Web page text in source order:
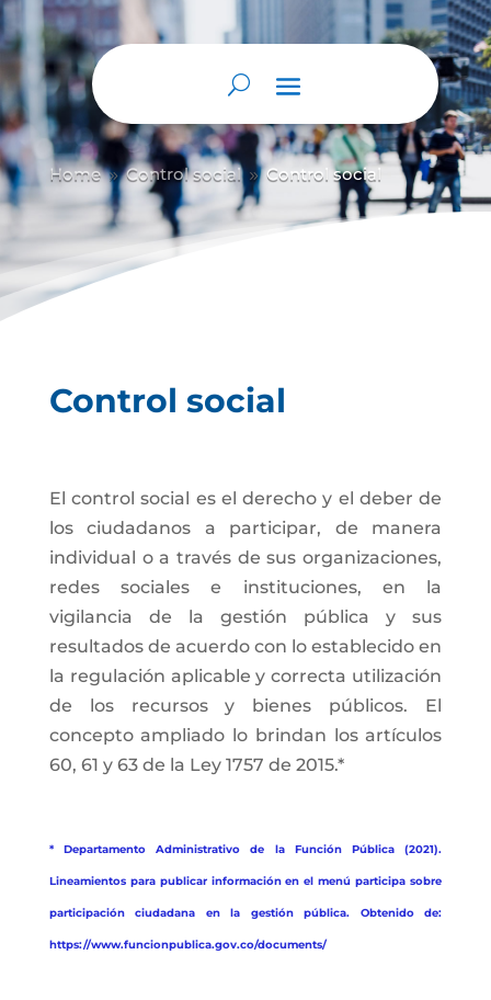
Home 9 Control social 9 Control social
Control social
El control social es el derecho y el deber de
los ciudadanos a participar, de manera
individual o a través de sus organizaciones,
redes sociales e instituciones, en la
vigilancia de la gestión pública y sus
resultados de acuerdo con lo establecido en
la regulación aplicable y correcta utilización
de los recursos y bienes públicos. El
concepto ampliado lo brindan los artículos
60, 61 y 63 de la Ley 1757 de 2015.*
* Departamento Administrativo de la Función Pública (2021).
Lineamientos para publicar información en el menú participa sobre
participación ciudadana en la gestión pública. Obtenido de:
https://www.funcionpublica.gov.co/documents/